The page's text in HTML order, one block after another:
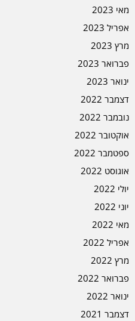
מאי 2023
אפריל 2023
מרץ 2023
פברואר 2023
ינואר 2023
דצמבר 2022
נובמבר 2022
אוקטובר 2022
ספטמבר 2022
אוגוסט 2022
יולי 2022
יוני 2022
מאי 2022
אפריל 2022
מרץ 2022
פברואר 2022
ינואר 2022
דצמבר 2021